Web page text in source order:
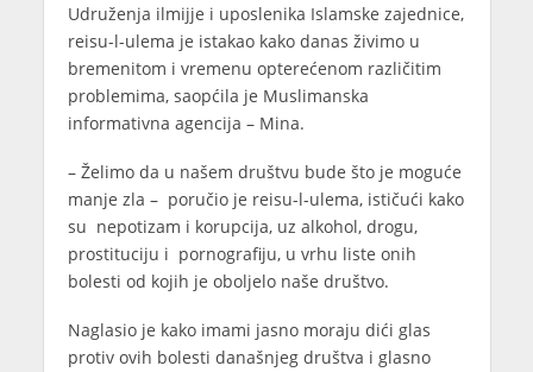
Udruženja ilmijje i uposlenika Islamske zajednice,
reisu-l-ulema je istakao kako danas živimo u
bremenitom i vremenu opterećenom različitim
problemima, saopćila je Muslimanska
informativna agencija – Mina.
– Želimo da u našem društvu bude što je moguće
manje zla – poručio je reisu-l-ulema, ističući kako
su nepotizam i korupcija, uz alkohol, drogu,
prostituciju i pornografiju, u vrhu liste onih
bolesti od kojih je oboljelo naše društvo.
Naglasio je kako imami jasno moraju dići glas
protiv ovih bolesti današnjeg društva i glasno